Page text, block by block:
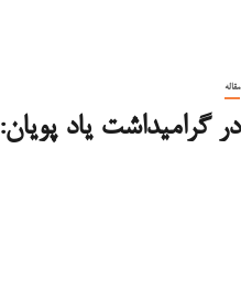
مقاله
در گرامیداشت یاد